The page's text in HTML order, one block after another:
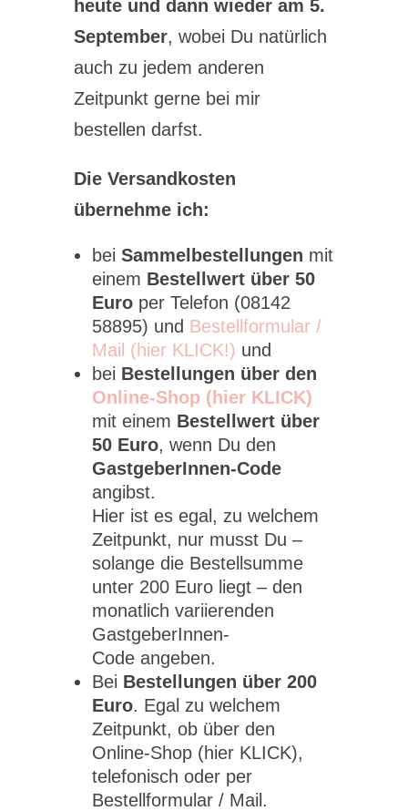
heute und dann wieder am 5.
September, wobei Du natürlich
auch zu jedem anderen
Zeitpunkt gerne bei mir
bestellen darfst.
Die Versandkosten
übernehme ich:
bei Sammelbestellungen mit
einem Bestellwert über 50
Euro per Telefon (08142
58895) und Bestellformular /
Mail (hier KLICK!) und
bei Bestellungen über den
Online-Shop (hier KLICK)
mit einem Bestellwert über
50 Euro, wenn Du den
GastgeberInnen-Code
angibst.
Hier ist es egal, zu welchem
Zeitpunkt, nur musst Du –
solange die Bestellsumme
unter 200 Euro liegt – den
monatlich variierenden
GastgeberInnen-
Code angeben.
Bei Bestellungen über 200
Euro. Egal zu welchem
Zeitpunkt, ob über den
Online-Shop (hier KLICK),
telefonisch oder per
Bestellformular / Mail.